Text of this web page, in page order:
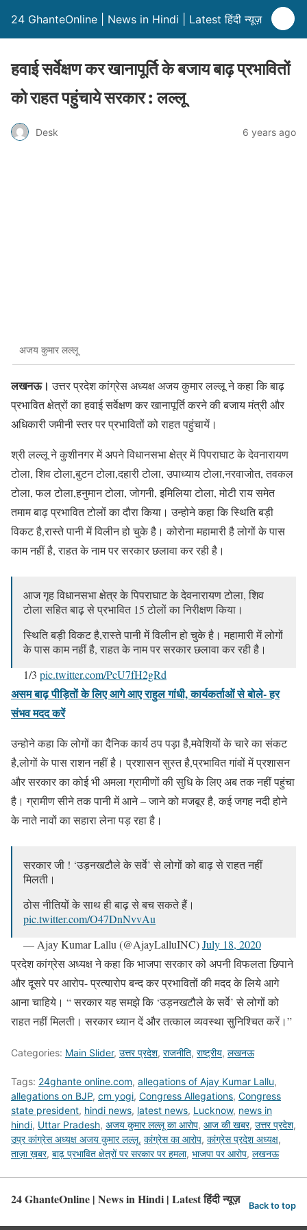
24 GhanteOnline | News in Hindi | Latest हिंदी न्यूज़
हवाई सर्वेक्षण कर खानापूर्ति के बजाय बाढ़ प्रभावितों
को राहत पहुंचाये सरकार : लल्लू
Desk 6 years ago
अजय कुमार लल्लू
लखनऊ। उत्तर प्रदेश कांग्रेस अध्यक्ष अजय कुमार लल्लू ने कहा कि बाढ़
प्रभावित क्षेत्रों का हवाई सर्वेक्षण कर खानापूर्ति करने की बजाय मंत्री और
अधिकारी जमीनी स्तर पर प्रभावितों को राहत पहुंचायें।
श्री लल्लू ने कुशीनगर में अपने विधानसभा क्षेत्र में पिपराघाट के देवनारायण
टोला, शिव टोला,बुटन टोला,दहारी टोला, उपाध्याय टोला,नरवाजोत, तवकल
टोला, फल टोला,हनुमान टोला, जोगनी, इमिलिया टोला, मोटी राय समेत
तमाम बाढ़ प्रभावित टोलों का दौरा किया। उन्होने कहा कि स्थिति बड़ी
विकट है,रास्ते पानी में विलीन हो चुके है। कोरोना महामारी है लोगों के पास
काम नहीं है, राहत के नाम पर सरकार छलावा कर रही है।
आज गृह विधानसभा क्षेत्र के पिपराघाट के देवनारायण टोला, शिव
टोला सहित बाढ़ से प्रभावित 15 टोलों का निरीक्षण किया।
स्थिति बड़ी विकट है,रास्ते पानी में विलीन हो चुके है। महामारी में लोगों
के पास काम नहीं है, राहत के नाम पर सरकार छलावा कर रही है।
1/3 pic.twitter.com/PcU7fH2gRd
— Ajay Kumar Lallu (@AjayLalluINC)July 18, 2020
असम बाढ़ पीड़ितों के लिए आगे आए राहुल गांधी, कार्यकर्ताओं से बोले- हर
संभव मदद करें
उन्होने कहा कि लोगों का दैनिक कार्य ठप पड़ा है,मवेशियों के चारे का संकट
है,लोगों के पास राशन नहीं है। प्रशासन सुस्त है,प्रभावित गांवों में प्रशासन
और सरकार का कोई भी अमला ग्रामीणों की सुधि के लिए अब तक नहीं पहुंचा
है। ग्रामीण सीने तक पानी में आने – जाने को मजबूर है, कई जगह नदी होने
के नाते नावों का सहारा लेना पड़ रहा है।
सरकार जी ! ‘उड़नखटौले के सर्वे’ से लोगों को बाढ़ से राहत नहीं
मिलती।
ठोस नीतियों के साथ ही बाढ़ से बच सकते हैं।
pic.twitter.com/O47DnNvvAu
— Ajay Kumar Lallu (@AjayLalluINC)July 18, 2020
प्रदेश कांग्रेस अध्यक्ष ने कहा कि भाजपा सरकार को अपनी विफलता छिपाने
और दूसरे पर आरोप- प्रत्यारोप बन्द कर प्रभावितों की मदद के लिये आगे
आना चाहिये। “ सरकार यह समझे कि ‘उड़नखटौले के सर्वे’ से लोगों को
राहत नहीं मिलती। सरकार ध्यान दें और तत्काल व्यवस्था सुनिश्चित करें।”
Categories: Main Slider, उत्तर प्रदेश, राजनीति, राष्ट्रीय, लखनऊ
Tags: 24ghante online.com, allegations of Ajay Kumar Lallu,
allegations on BJP, cm yogi, Congress Allegations, Congress
state president, hindi news, latest news, Lucknow, news in
hindi, Uttar Pradesh, अजय कुमार लल्लू का आरोप, आज की खबर, उत्तर प्रदेश,
उप्र कांग्रेस अध्यक्ष अजय कुमार लल्लू, कांग्रेस का आरोप, कांग्रेस प्रदेश अध्यक्ष,
ताज़ा ख़बर, बाढ़ प्रभावित क्षेत्रों पर सरकार पर हमला, भाजपा पर आरोप, लखनऊ
24 GhanteOnline | News in Hindi | Latest हिंदी न्यूज़ Back to top